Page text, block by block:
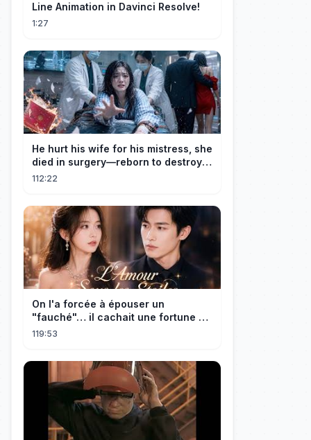
Line Animation in Davinci Resolve!
1:27
He hurt his wife for his mistress, she
died in surgery—reborn to destroy
him!
112:22
On l'a forcée à épouser un
"fauché"… il cachait une fortune et
l'a traitée en reine!
119:53